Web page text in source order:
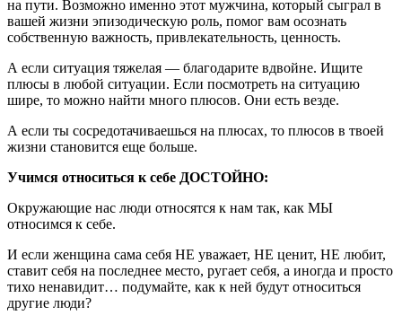
на пути. Возможно именно этот мужчина, который сыграл в
вашей жизни эпизодическую роль, помог вам осознать
собственную важность, привлекательность, ценность.
А если ситуация тяжелая — благодарите вдвойне. Ищите
плюсы в любой ситуации. Если посмотреть на ситуацию
шире, то можно найти много плюсов. Они есть везде.
А если ты сосредотачиваешься на плюсах, то плюсов в твоей
жизни становится еще больше.
Учимся относиться к себе ДОСТОЙНО:
Окружающие нас люди относятся к нам так, как МЫ
относимся к себе.
И если женщина сама себя НЕ уважает, НЕ ценит, НЕ любит,
ставит себя на последнее место, ругает себя, а иногда и просто
тихо ненавидит… подумайте, как к ней будут относиться
другие люди?